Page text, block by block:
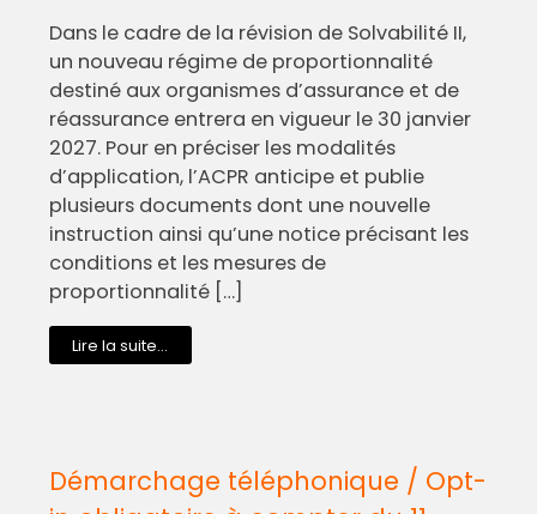
Dans le cadre de la révision de Solvabilité II,
un nouveau régime de proportionnalité
destiné aux organismes d’assurance et de
réassurance entrera en vigueur le 30 janvier
2027. Pour en préciser les modalités
d’application, l’ACPR anticipe et publie
plusieurs documents dont une nouvelle
instruction ainsi qu’une notice précisant les
conditions et les mesures de
proportionnalité […]
Lire la suite...
Démarchage téléphonique / Opt-